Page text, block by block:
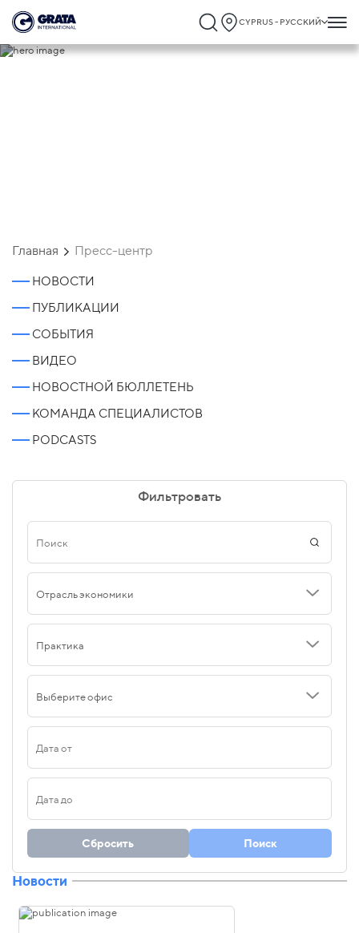
CYPRUS - РУССКИЙ
Главная Пресс-центр
НОВОСТИ
ПУБЛИКАЦИИ
СОБЫТИЯ
ВИДЕО
НОВОСТНОЙ БЮЛЛЕТЕНЬ
КОМАНДА СПЕЦИАЛИСТОВ
PODCASTS
Фильтровать
Отрасль экономики
Практика
Выберите офис
Сбросить Поиск
Новости